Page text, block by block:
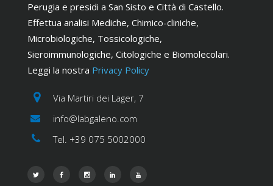
Perugia e presidi a San Sisto e Città di Castello.
Effettua analisi Mediche, Chimico-cliniche,
Microbiologiche, Tossicologiche,
Sieroimmunologiche, Citologiche e Biomolecolari.
Leggi la nostra Privacy Policy
Via Martiri dei Lager, 7
info@labgaleno.com
Tel. +39 075 5002000